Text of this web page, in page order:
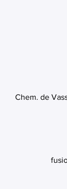
Chem. de